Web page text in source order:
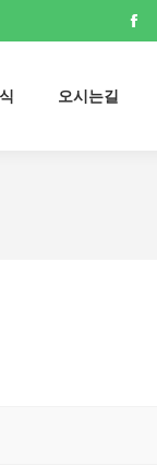
오시는길
오시는길